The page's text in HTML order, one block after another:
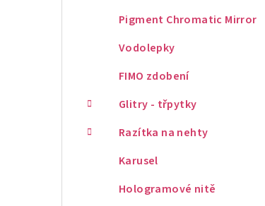
Pigment Chromatic Mirror
Vodolepky
FIMO zdobení
Glitry - třpytky
Razítka na nehty
Karusel
Hologramové nitě